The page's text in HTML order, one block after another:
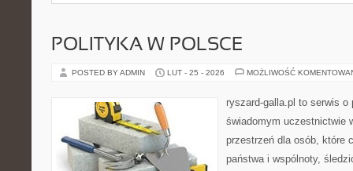
POLITYKA W POLSCE
POSTED BY ADMIN LUT - 25 - 2026 MOŻLIWOŚĆ
ryszard-galla.pl to serwis
świadomym uczestnictwie
przestrzeń dla osób, które
państwa i wspólnoty,